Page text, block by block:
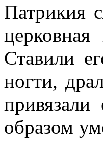
Патрикия
Ставили
ногти,
образом